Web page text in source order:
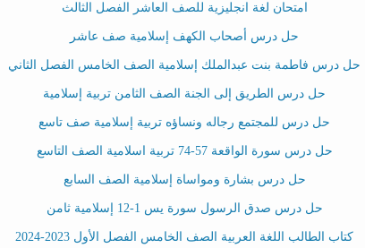
امتحان لغة انجليزية للصف العاشر الفصل الثالث
حل درس أصحاب الكهف إسلامية صف عاشر
حل درس فاطمة بنت عبدالملك إسلامية الصف الخامس الفصل الثاني
حل درس الطريق إلى الجنة الصف الثامن تربية إسلامية
حل درس للمجتمع رجاله ونساؤه تربية إسلامية صف تاسع
حل درس سورة الواقعة 57-74 تربية اسلامية الصف التاسع
حل درس بشارة ومواساة إسلامية الصف السابع
حل درس صدق الرسول سورة يس 1-12 إسلامية ثامن
كتاب الطالب اللغة العربية الصف الخامس الفصل الأول 2023-2024